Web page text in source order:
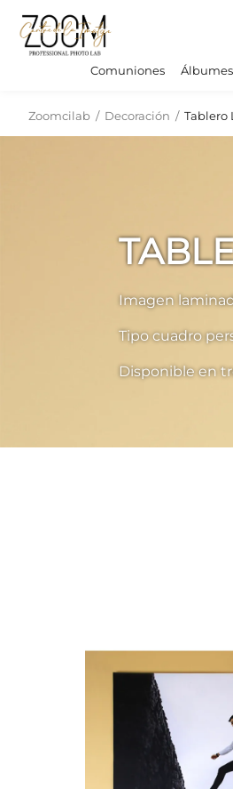
Comuniones
Zoomcilab / Decoración / Tablero
Imagen
Tipo cuadro
Disponible en